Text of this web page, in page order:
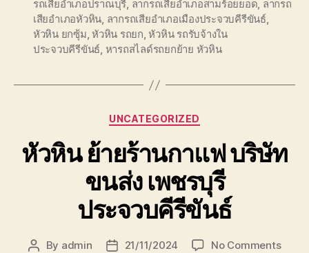
รถเสียอำเภอปราณบุรี, ลากรถเสียอำเภอสามร้อยยอด, ลากรถ
เสียอำเภอหัวหิน, ลากรถเสียอำเภอเมืองประจวบคีรีขันธ์,
หัวหิน ยกซุ้ม,หัวหิน รถยก,หัวหิน รถรับจ้างใน
ประจวบคีรีขันธ์, หารถสไลด์รถยกย้าย หัวหิน
Categories
UNCATEGORIZED
หัวหิน ย้ายร้านกาแฟ บริษัท
ขนส่ง เพชรบุรี
ประจวบคีรีขันธ์
Post
By admin
Post21/11/2024 No Commentson